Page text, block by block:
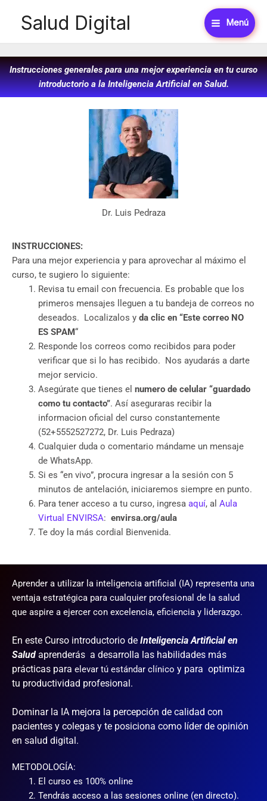
Salud Digital Menú
Instrucciones generales para una mejor experiencia en tu curso
introductorio a la Inteligencia Artificial en Salud.
Dr. Luis Pedraza
INSTRUCCIONES:
Para una mejor experiencia y para aprovechar al máximo el
curso, te sugiero lo siguiente:
Revisa tu email con frecuencia. Es probable que los
primeros mensajes lleguen a tu bandeja de correos no
deseados. Localizalos y da clic en “Este correo NO
ES SPAM“
Responde los correos como recibidos para poder
verificar que si lo has recibido. Nos ayudarás a darte
mejor servicio.
Asegúrate que tienes el numero de celular “guardado
como tu contacto”. Así aseguraras recibir la
informacion oficial del curso constantemente
(52+5552527272, Dr. Luis Pedraza)
Cualquier duda o comentario mándame un mensaje
de WhatsApp.
Si es “en vivo”, procura ingresar a la sesión con 5
minutos de antelación, iniciaremos siempre en punto.
Para tener acceso a tu curso, ingresa aquí, al Aula
Virtual ENVIRSA: envirsa.org/aula
Te doy la más cordial Bienvenida.
Aprender a utilizar la inteligencia artificial (IA) representa una
ventaja estratégica para cualquier profesional de la salud
que aspire a ejercer con excelencia, eficiencia y liderazgo.
En este Curso introductorio de Inteligencia Artificial en
Salud aprenderás a desarrolla las habilidades más
prácticas para elevar tú estándar clínico y para optimiza
tu productividad profesional.
Dominar la IA mejora la percepción de calidad con
pacientes y colegas y te posiciona como líder de opinión
en salud digital.
METODOLOGÍA:
El curso es 100% online
Tendrás acceso a las sesiones online (en directo).